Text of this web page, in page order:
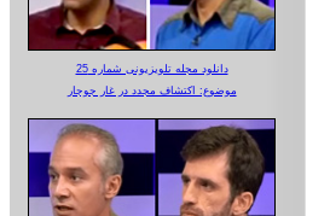
دانلود مجله تلویزیونی شماره 25
موضوع: اکتشاف مجدد در غار جوجار